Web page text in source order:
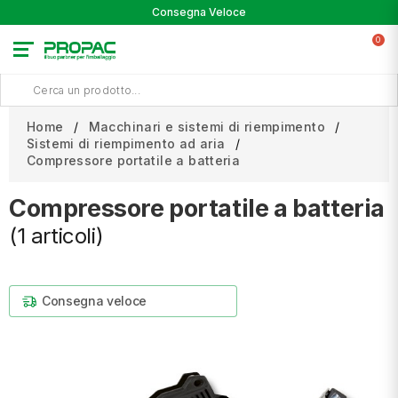
0
Consegna Veloce
Home
Macchinari e sistemi di riempimento
Sistemi di riempimento ad aria
Compressore portatile a batteria
Compressore portatile a batteria
(1 articoli)
Consegna veloce